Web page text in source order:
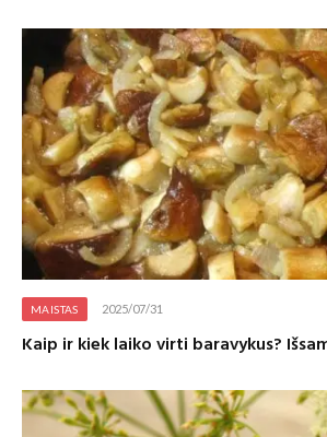
MAISTAS 2025/07/31
Kaip ir kiek laiko virti baravykus?